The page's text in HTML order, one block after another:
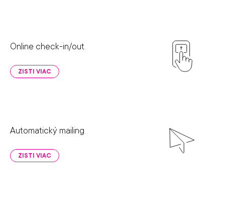
Online check-in/out.
ZISTI VIAC
Automatický mailing.
ZISTI VIAC